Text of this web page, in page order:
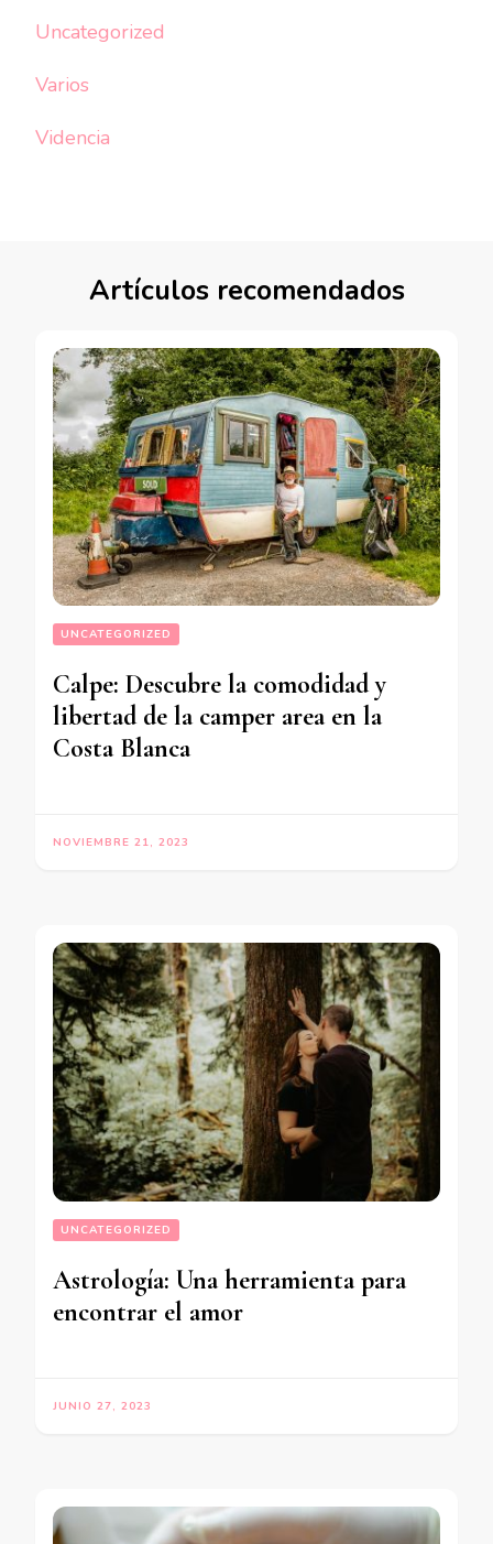
Uncategorized
Varios
Videncia
Artículos recomendados
UNCATEGORIZED
Calpe: Descubre la comodidad y
libertad de la camper area en la
Costa Blanca
NOVIEMBRE 21, 2023
UNCATEGORIZED
Astrología: Una herramienta para
encontrar el amor
JUNIO 27, 2023